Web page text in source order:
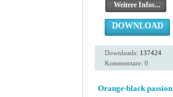
Weitere Infos...
DOWNLOAD
Downloads: 137424
Kommentare: 0
Orange-black passion